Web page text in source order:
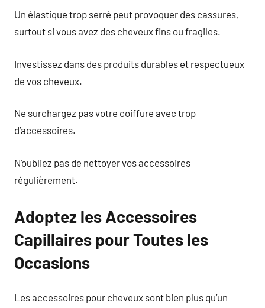
Un élastique trop serré peut provoquer des cassures,
surtout si vous avez des cheveux fins ou fragiles.
Investissez dans des produits durables et respectueux
de vos cheveux.
Ne surchargez pas votre coiffure avec trop
d’accessoires.
N’oubliez pas de nettoyer vos accessoires
régulièrement.
Adoptez les Accessoires
Capillaires pour Toutes les
Occasions
Les accessoires pour cheveux sont bien plus qu’un